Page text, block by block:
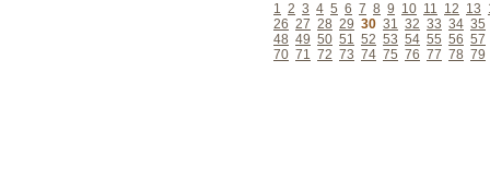
1 2 3 4 5 6 7 8 9 10 11 12 13
26 27 28 29 30 31 32 33 34 35
48 49 50 51 52 53 54 55 56 57
70 71 72 73 74 75 76 77 78 79